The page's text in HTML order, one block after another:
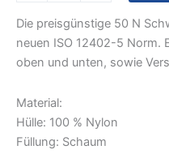
Die preisgünstige 50 N
neuen ISO 12402-5 Norm.
oben und unten, sowie
Material:
Hülle: 100 % Nylon
Füllung: Schaum